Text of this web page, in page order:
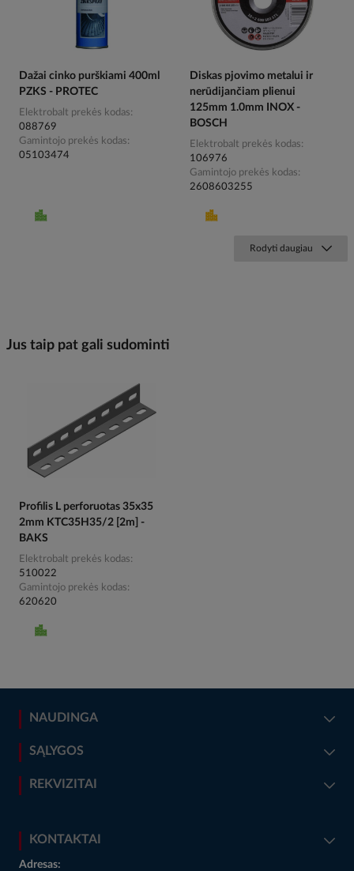
Dažai cinko purškiami 400ml
PZKS - PROTEC
Elektrobalt prekės kodas
088769
Gamintojo prekės kodas
05103474
Diskas pjovimo metalui ir
nerūdijančiam plienui
125mm 1.0mm INOX -
BOSCH
Elektrobalt prekės kodas
106976
Gamintojo prekės kodas
2608603255
Rodyti daugiau
Jus taip pat gali sudominti
Profilis L perforuotas 35x35
2mm KTC35H35/2 [2m] -
BAKS
Elektrobalt prekės kodas
510022
Gamintojo prekės kodas
620620
NAUDINGA
SĄLYGOS
REKVIZITAI
KONTAKTAI
Adresas: